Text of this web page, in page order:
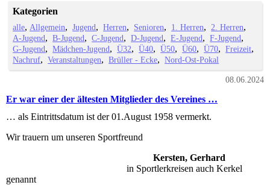
Kategorien
alle Allgemein Jugend Herren Senioren 1. Herren
2. Herren
A-Jugend
B-Jugend C-Jugend D-Jugend E-Jugend
F-Jugend
G-Jugend
Mädchen-Jugend Ü32 Ü40 Ü50 Ü60 Ü70
Freizeit
Nachruf
Veranstaltungen Brüller - Ecke Nord-Ost-Pokal
08.06.2024
Er war einer der ältesten Mitglieder des Vereines …
… als Eintrittsdatum ist der 01.August 1958 vermerkt.
Wir trauern um unseren Sportfreund
Kersten, Gerhard
in Sportlerkreisen auch Kerkel
genannt